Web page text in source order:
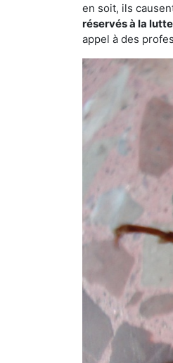
en soit, ils
réservés à la
appel à des